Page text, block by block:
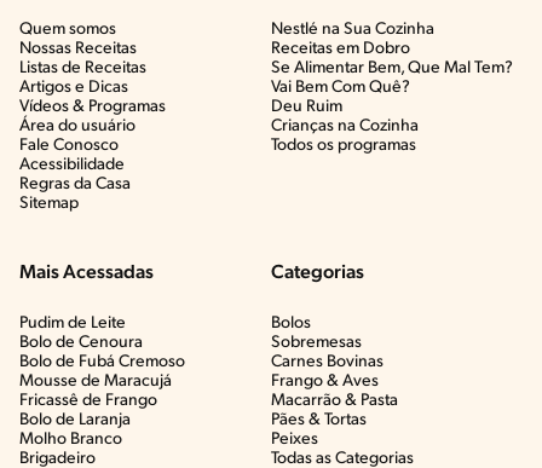
Quem somos
Nossas Receitas
Listas de Receitas​
Artigos e Dicas​
Vídeos & Programas​
Área do usuário
Fale Conosco
Acessibilidade
Regras da Casa
Sitemap
Nestlé na Sua Cozinha
Receitas em Dobro
Se Alimentar Bem, Que Mal Tem?​
Vai Bem Com Quê?​
Deu Ruim​
Crianças na Cozinha​
Todos os programas
Mais Acessadas
Pudim de Leite
Bolo de Cenoura
Bolo de Fubá Cremoso
Mousse de Maracujá
Fricassê de Frango
Bolo de Laranja
Molho Branco
Brigadeiro
Categorias
Bolos
Sobremesas
Carnes Bovinas​
Frango & Aves​
Macarrão & Pasta​
Pães & Tortas​
Peixes
Todas as Categorias